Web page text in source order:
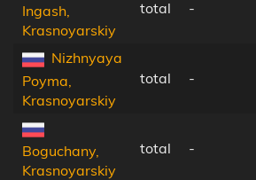
Ingash,
Krasnoyarskiy
total -
Nizhnyaya
Poyma,
Krasnoyarskiy
total -
Boguchany,
Krasnoyarskiy
total -